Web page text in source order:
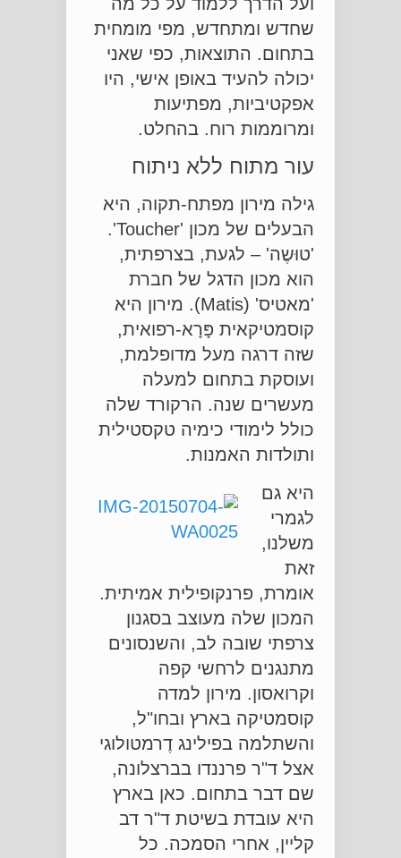
ועל הדרך ללמוד על כל מה
שחדש ומתחדש, מפי מומחית
בתחום. התוצאות, כפי שאני
יכולה להעיד באופן אישי, היו
אפקטיביות, מפתיעות
ומרוממות רוח. בהחלט.
עור מתוח ללא ניתוח
גילה מירון מפתח-תקוה, היא
הבעלים של מכון 'Toucher'.
'טוּשֶה' – לגעת, בצרפתית,
הוא מכון הדגל של חברת
'מאטיס' (Matis). מירון היא
קוסמטיקאית פָּרָא-רפואית,
שזה דרגה מעל מדופלמת,
ועוסקת בתחום למעלה
מעשרים שנה. הרקורד שלה
כולל לימודי כימיה טקסטילית
ותולדות האמנות.
היא גם
לגמרי
משלנו,
זאת
אומרת, פרנקופילית אמיתית.
המכון שלה מעוצב בסגנון
צרפתי שובה לב, והשנסונים
מתנגנים לרחשי קפה
וקרואסון. מירון למדה
קוסמטיקה בארץ ובחו"ל,
והשתלמה בפילינג דֶרמטולוגי
אצל ד"ר פרננדו בברצלונה,
שם דבר בתחום. כאן בארץ
היא עובדת בשיטת ד"ר דב
קליין, אחרי הסמכה. כל